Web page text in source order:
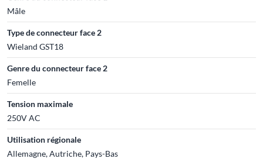
Mâle
Type de connecteur face 2
Wieland GST18
Genre du connecteur face 2
Femelle
Tension maximale
250V AC
Utilisation régionale
Allemagne, Autriche, Pays-Bas